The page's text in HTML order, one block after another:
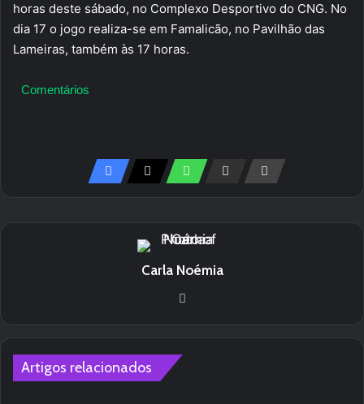
horas deste sábado, no Complexo Desportivo do CNG. No
dia 17 o jogo realiza-se em Famalicão, no Pavilhão das
Lameiras, também às 17 horas.
Comentários
Carla Noémia
Artigos relacionados